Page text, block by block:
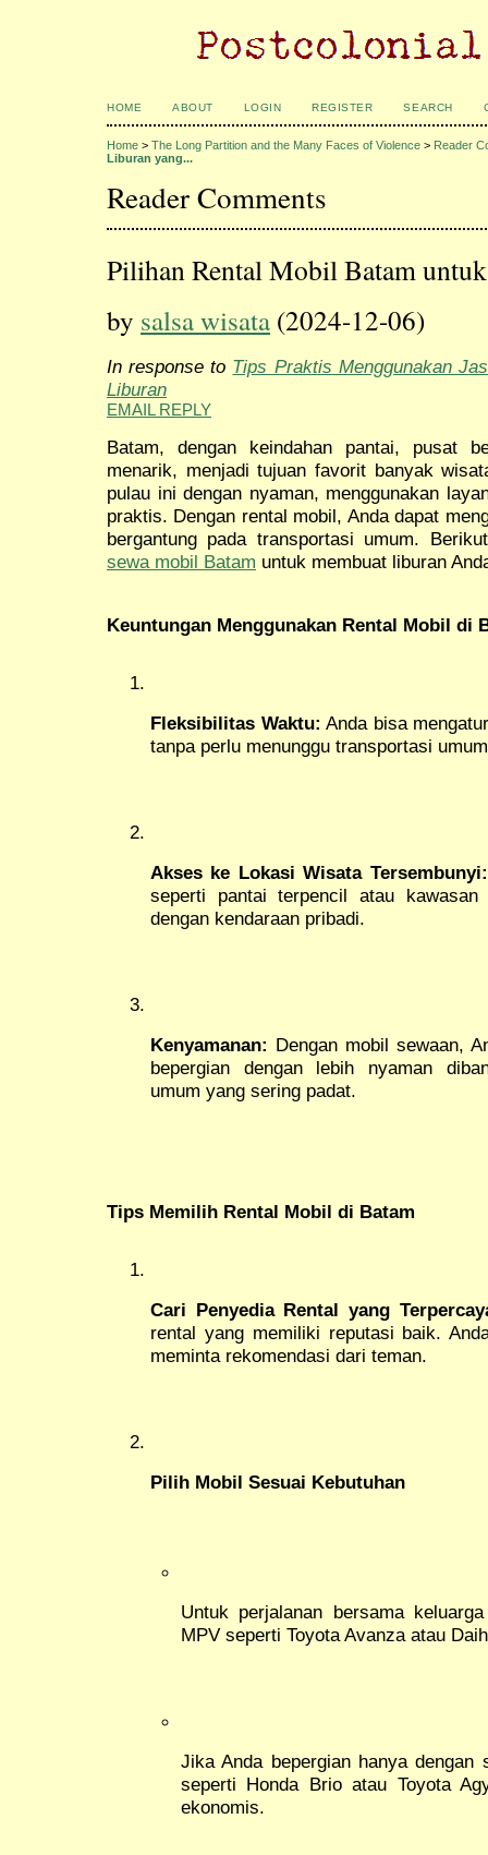
HOME ABOUT LOGIN REGISTER SEARCH
Home > The Long Partition and the Many Faces of Violence > Reader
Liburan yang...
Reader Comments
Pilihan Rental Mobil Batam
by salsa wisata (2024-12-06)
In response to Tips Praktis Menggunakan
Liburan
EMAIL REPLY
Batam, dengan keindahan pantai, pusat
menarik, menjadi tujuan favorit banyak
pulau ini dengan nyaman, menggunakan
praktis. Dengan rental mobil, Anda dapat
bergantung pada transportasi umum.
sewa mobil Batam untuk membuat liburan
Keuntungan Menggunakan Rental Mobil di
Fleksibilitas Waktu: Anda bisa
tanpa perlu menunggu transportasi
Akses ke Lokasi Wisata Tersembunyi:
seperti pantai terpencil atau
dengan kendaraan pribadi.
Kenyamanan: Dengan mobil sewaan,
bepergian dengan lebih nyaman
umum yang sering padat.
Tips Memilih Rental Mobil di Batam
Cari Penyedia Rental yang
rental yang memiliki reputasi baik.
meminta rekomendasi dari teman.
Pilih Mobil Sesuai Kebutuhan
Untuk perjalanan bersama
MPV seperti Toyota Avanza atau
Jika Anda bepergian hanya
seperti Honda Brio atau Toyota
ekonomis.